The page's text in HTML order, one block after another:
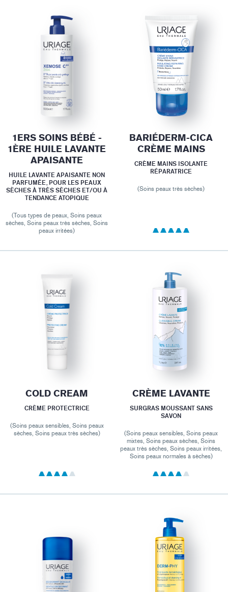
1ERS SOINS BÉBÉ -
1ÈRE HUILE LAVANTE
APAISANTE
HUILE LAVANTE APAISANTE NON
PARFUMÉE, POUR LES PEAUX
SÈCHES À TRÈS SÈCHES ET/OU À
TENDANCE ATOPIQUE
(Tous types de peaux, Soins peaux
sèches, Soins peaux très sèches, Soins
peaux irritées)
BARIÉDERM-CICA
CRÈME MAINS
CRÈME MAINS ISOLANTE
RÉPARATRICE
(Soins peaux très sèches)
COLD CREAM
CRÈME PROTECTRICE
(Soins peaux sensibles, Soins peaux
sèches, Soins peaux très sèches)
CRÈME LAVANTE
SURGRAS MOUSSANT SANS
SAVON
(Soins peaux sensibles, Soins peaux
mixtes, Soins peaux sèches, Soins
peaux très sèches, Soins peaux irritées,
Soins peaux normales à sèches)